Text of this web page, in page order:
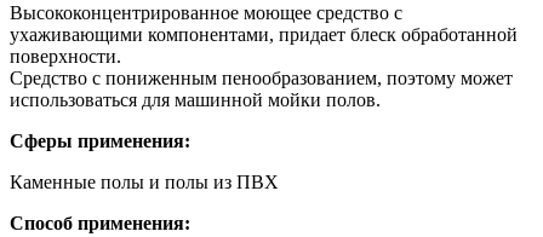
Высококонцентрированное моющее средство с
ухаживающими компонентами, придает блеск обработанной
поверхности.
Средство с пониженным пенообразованием, поэтому может
использоваться для машинной мойки полов.
Сферы применения:
Каменные полы и полы из ПВХ
Способ применения: